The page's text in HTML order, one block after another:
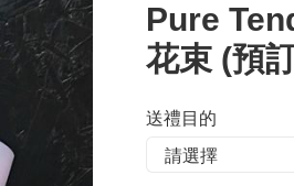
Pure
花束 (預
送禮目的